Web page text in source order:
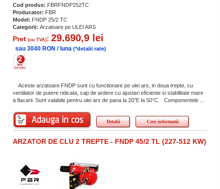
Cod produs: FBRFNDP252TC
Producator: FBR
Model: FNDP 25/2 TC
Categorii: Arzatoare pe ULEI ARS
Pret (cu TVA): 29.690,9 lei
sau 3040 RON / luna (*detalii rate)
Aceste arzatoare FNDP sunt cu functionare pe ulei ars, in doua trepte, cu
ventilator de putere ridicata, cap de ardere cu ajustari eficiente si stabilitate mare
a flacarii. Sunt valabile pentru ulei ars de pana la 20°E la 50°C. Componentele ...
Detalii Cere informatii
ARZATOR DE CLU 2 TREPTE - FNDP 45/2 TL (227-512 KW)